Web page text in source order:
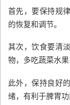
首先，要保持规
的恢复和调节。
其次，饮食要清
物，多吃蔬菜水果
此外，保持良好
绪，有利于脾胃功